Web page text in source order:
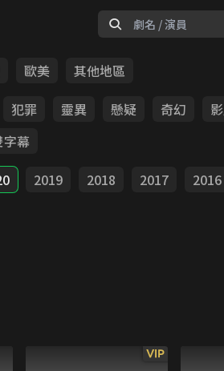
歐美
其他地區
犯罪 靈異 懸疑 奇幻
字幕
2019 2018 2017 2016
VIP